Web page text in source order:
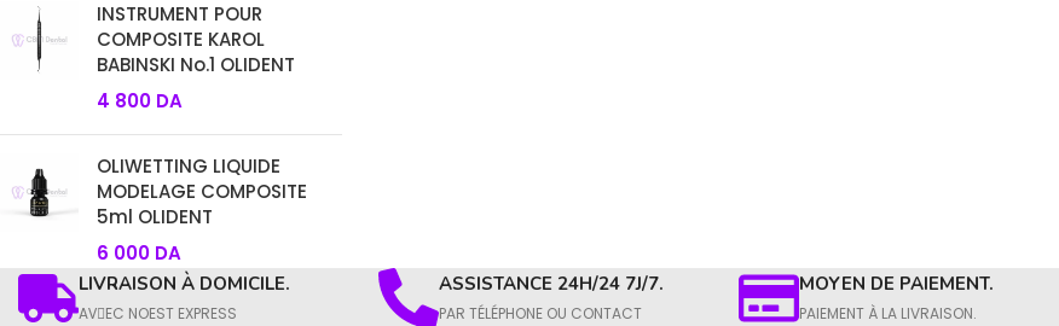
INSTRUMENT POUR
COMPOSITE KAROL
BABINSKI No.1 OLIDENT
4 800 DA
OLIWETTING LIQUIDE
MODELAGE COMPOSITE
5ml OLIDENT
6 000 DA
LIVRAISON À DOMICILE.
AVِEC NOEST EXPRESS
ASSISTANCE 24H/24 7J/7.
PAR TÉLÉPHONE OU CONTACT​
MOYEN DE PAIEMENT.
PAIEMENT À LA LIVRAISON.​